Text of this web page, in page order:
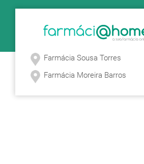
Farmácia Sousa Torres
Farmácia Moreira Barros